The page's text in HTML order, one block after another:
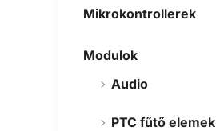
Mikrokontrollerek
Modulok
Audio
PTC fűtő elemek